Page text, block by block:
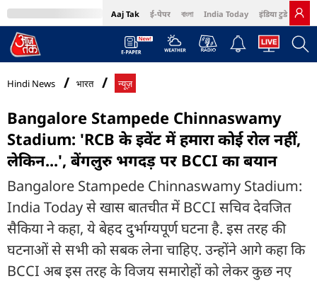
Aaj Tak ई-पेपर বাংলা India Today इंडिया टुडे हिंदी
MumbaiTak Cosmopolitan Harper's Bazaar Northeast
Hindi News भारत न्यूज़
Bangalore Stampede Chinnaswamy
Stadium: 'RCB के इवेंट में हमारा कोई रोल नहीं,
लेकिन...', बेंगलुरु भगदड़ पर BCCI का बयान
Bangalore Stampede Chinnaswamy Stadium:
India Today से खास बातचीत में BCCI सचिव देवजित
सैकिया ने कहा, ये बेहद दुर्भाग्यपूर्ण घटना है. इस तरह की
घटनाओं से सभी को सबक लेना चाहिए. उन्होंने आगे कहा कि
BCCI अब इस तरह के विजय समारोहों को लेकर कुछ नए